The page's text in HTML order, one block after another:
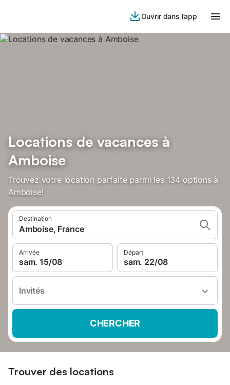
Ouvrir dans l’app
Locations de vacances à
Amboise
Trouvez votre location parfaite parmi les 134 options à
Amboise!
Destination
Amboise, France
Arrivée
sam. 15/08
Départ
sam. 22/08
Invités
CHERCHER
Trouver des locations